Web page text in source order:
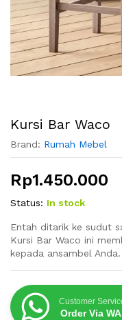
Kursi Bar Waco
Brand: Rumah Mebel
Rp1.450.000
Status: In stock
Entah ditarik ke sudut
Kursi Bar Waco ini
kepada ansambel Anda.
Customer
Order Via WA